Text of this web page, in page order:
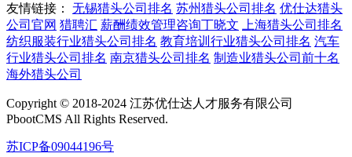
友情链接： 无锡猎头公司排名 苏州猎头公司排名 优仕达猎头
公司官网 猎聘汇 薪酬绩效管理咨询丁晓文
上海猎头公司排名
纺织服装行业猎头公司排名 教育培训行业猎头公司排名 汽车
行业猎头公司排名 南京猎头公司排名 制造业猎头公司前十名
海外猎头公司
Copyright © 2018-2024 江苏优仕达人才服务有限公司
PbootCMS All Rights Reserved.
苏ICP备09044196号